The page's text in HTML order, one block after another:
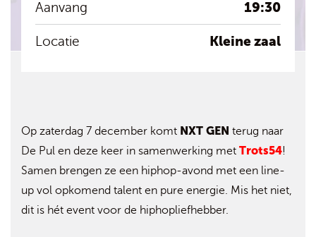
Aanvang 19:30
Locatie Kleine zaal
Op zaterdag 7 december komt NXT GEN terug naar
De Pul en deze keer in samenwerking met Trots54!
Samen brengen ze een hiphop-avond met een line-
up vol opkomend talent en pure energie. Mis het niet,
dit is hét event voor de hiphopliefhebber.